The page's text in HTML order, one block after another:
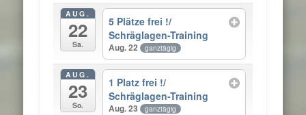
AUG.
22
Sa.
5 Plätze frei !/
Schräglagen-Training
Aug. 22 ganztägig
AUG.
23
So.
1 Platz frei !/
Schräglagen-Training
Aug. 23 ganztägig